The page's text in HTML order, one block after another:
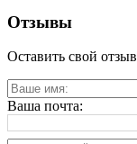
Отзывы
Оставить свой отзыв
Ваша почта: